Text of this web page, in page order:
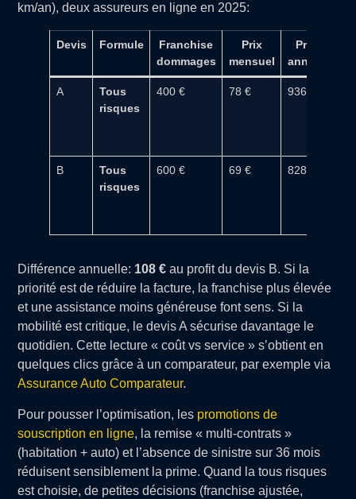
km/an), deux assureurs en ligne en 2025:
Devis Formule
Franchise
dommages
Prix
mensuel
Prix
annuel
A
Tous
risques
400 € 78 € 936 €
B
Tous
risques
600 € 69 € 828 €
Différence annuelle: 108 € au profit du devis B. Si la
priorité est de réduire la facture, la franchise plus élevée
et une assistance moins généreuse font sens. Si la
mobilité est critique, le devis A sécurise davantage le
quotidien. Cette lecture « coût vs service » s’obtient en
quelques clics grâce à un comparateur, par exemple via
Assurance Auto Comparateur.
Pour pousser l’optimisation, les promotions de
souscription en ligne, la remise « multi-contrats »
(habitation + auto) et l’absence de sinistre sur 36 mois
réduisent sensiblement la prime. Quand la tous risques
est choisie, de petites décisions (franchise ajustée,